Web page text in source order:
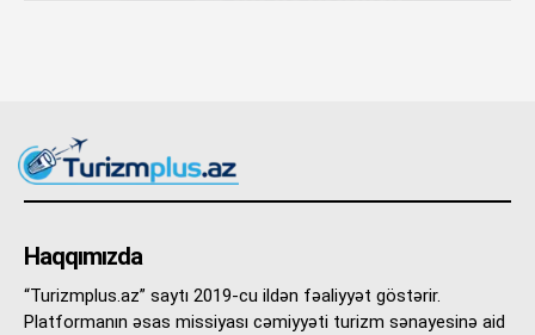
Haqqımızda
“Turizmplus.az” saytı 2019-cu ildən fəaliyyət göstərir.
Platformanın əsas missiyası cəmiyyəti turizm sənayesinə aid